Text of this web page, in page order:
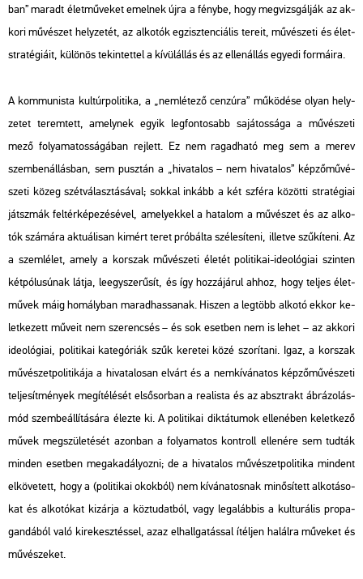
ban” ma­radt élet­mű­ve­ket emel­nek újra a fény­be, hogy meg­vizs­gál­ják az ak­
ko­ri mű­vé­szet hely­ze­tét, az al­ko­tók eg­zisz­ten­ci­á­lis te­re­it, mű­vé­sze­ti és élet­
stra­té­gi­á­it, kü­lö­nös te­kin­tet­tel a kí­vül­ál­lás és az el­len­ál­lás egye­di for­má­i­ra.
A kom­mu­nis­ta kul­túr­po­li­ti­ka, a „nem­lé­te­ző cen­zú­ra” mű­kö­dé­se olyan hely­
ze­tet te­rem­tett, amely­nek egyik leg­fon­to­sabb sa­já­tos­sá­ga a mű­vé­sze­ti
mező fo­lya­ma­tos­sá­gá­ban rej­lett. Ez nem ra­gad­ha­tó meg sem a merev
szem­ben­ál­lás­ban, sem pusz­tán a „hi­va­ta­los – nem hi­va­ta­los” kép­ző­mű­vé­
sze­ti közeg szét­vá­lasz­tá­sá­val; sok­kal in­kább a két szfé­ra kö­zöt­ti stra­té­gi­ai
játsz­mák fel­tér­ké­pe­zé­sé­vel, ame­lyek­kel a ha­ta­lom a mű­vé­szet és az al­ko­
tók szá­má­ra ak­tu­á­li­san ki­mért teret pró­bál­ta szé­le­sí­te­ni, il­let­ve szű­kí­te­ni. Az
a szem­lé­let, amely a kor­szak mű­vé­sze­ti éle­tét po­li­ti­kai-ideo­ló­gi­ai szin­ten
két­pó­lu­sú­nak látja, le­egy­sze­rű­sít, és így hoz­zá­já­rul ahhoz, hogy tel­jes élet­
mű­vek máig ho­mály­ban ma­rad­has­sa­nak. Hi­szen a leg­több al­ko­tó ekkor ke­
let­ke­zett mű­ve­it nem sze­ren­csés – és sok eset­ben nem is lehet – az ak­ko­ri
ideo­ló­gi­ai, po­li­ti­kai ka­te­gó­ri­ák szűk ke­re­tei közé szo­rí­ta­ni. Igaz, a kor­szak
mű­vé­szet­po­li­ti­ká­ja a hi­va­ta­lo­san el­várt és a nem­kí­vá­na­tos kép­ző­mű­vé­sze­ti
tel­je­sít­mé­nyek meg­íté­lé­sét el­ső­sor­ban a re­a­lis­ta és az abszt­rakt áb­rá­zo­lás­
mód szem­be­ál­lí­tá­sá­ra élez­te ki. A po­li­ti­kai dik­tá­tu­mok el­le­né­ben ke­let­ke­ző
művek meg­szü­le­té­sét azon­ban a fo­lya­ma­tos kont­roll el­le­né­re sem tud­ták
min­den eset­ben meg­aka­dá­lyoz­ni; de a hi­va­ta­los mű­vé­szet­po­li­ti­ka min­dent
el­kö­ve­tett, hogy a (po­li­ti­kai okok­ból) nem kí­vá­na­tos­nak mi­nő­sí­tett al­ko­tá­so­
kat és al­ko­tó­kat ki­zár­ja a köz­tu­dat­ból, vagy leg­alább­is a kul­tu­rá­lis pro­pa­
gan­dá­ból való ki­re­kesz­tés­sel, azaz el­hall­ga­tás­sal ítél­jen ha­lál­ra mű­ve­ket és
mű­vé­sze­ket.